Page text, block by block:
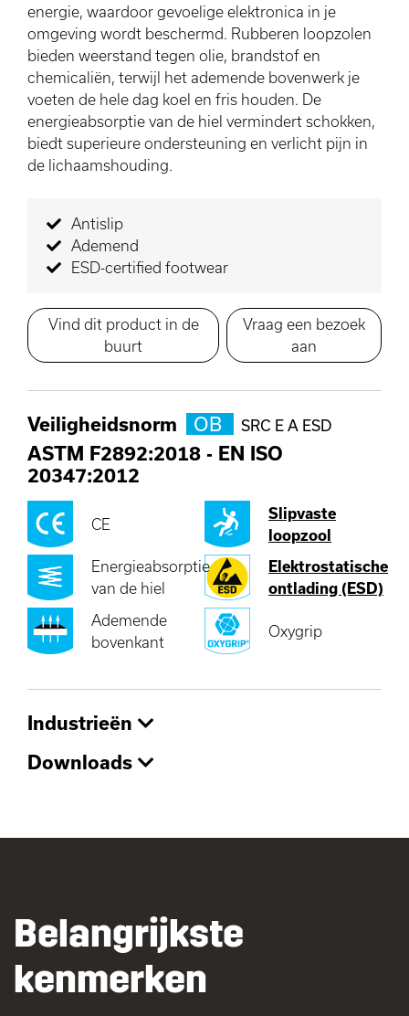
energie, waardoor gevoelige elektronica in je
omgeving wordt beschermd. Rubberen loopzolen
bieden weerstand tegen olie, brandstof en
chemicaliën, terwijl het ademende bovenwerk je
voeten de hele dag koel en fris houden. De
energieabsorptie van de hiel vermindert schokken,
biedt superieure ondersteuning en verlicht pijn in
de lichaamshouding.
Antislip
Ademend
ESD-certified footwear
Vind dit product in de
buurt
Vraag een bezoek
aan
Veiligheidsnorm OB SRC E A ESD
ASTM F2892:2018 - EN ISO
20347:2012
CE
Slipvaste
loopzool
Energieabsorptie
van de hiel
Elektrostatische
ontlading (ESD)
Ademende
bovenkant
Oxygrip
Industrieën
Downloads
Belangrijkste
kenmerken